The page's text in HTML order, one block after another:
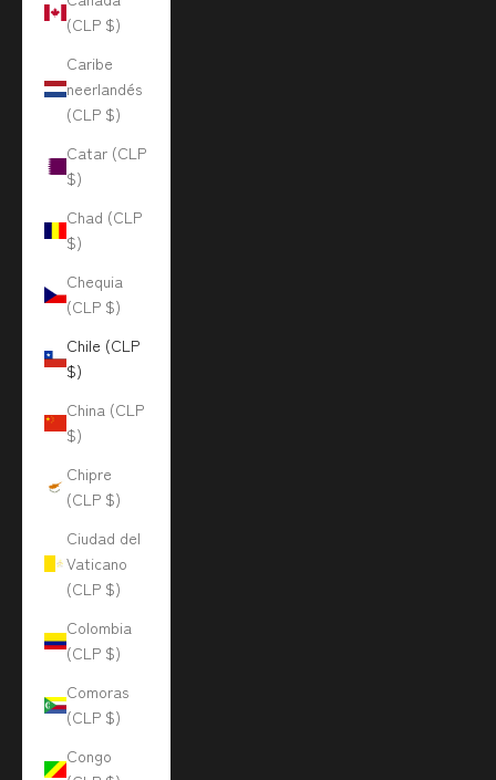
(CLP $)
Caribe
neerlandés
(CLP $)
Catar (CLP
$)
Chad (CLP
$)
Chequia
(CLP $)
Chile (CLP
$)
China (CLP
$)
Chipre
(CLP $)
Ciudad del
Vaticano
(CLP $)
Colombia
(CLP $)
Comoras
(CLP $)
Congo